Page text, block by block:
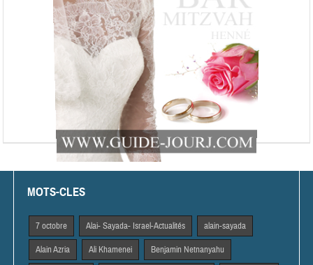
MOTS-CLES
7 octobre Alai- Sayada- Israel-Actualités alain-sayada
Alain Azria Ali Khamenei Benjamin Netnanyahu